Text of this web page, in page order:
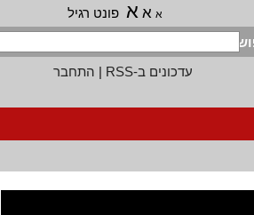
א א פונט רגיל
עדכונים ב-RSS
|התחבר